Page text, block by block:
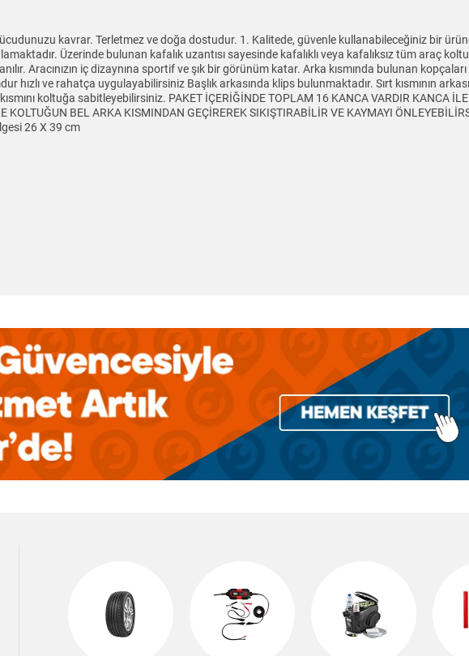
kavrar. Terletmez ve doğa dostudur. 1. Kalitede, güvenle kullanabileceğiniz bir
Üzerinde bulunan kafalık uzantısı sayesinde kafalıklı veya kafalıksız tüm araç
Aracınızın iç dizaynına sportif ve şık bir görünüm katar. Arka kısmında bulunan
hızlı ve rahatça uygulayabilirsiniz Başlık arkasında klips bulunmaktadır. Sırt kısmının
koltuğa sabitleyebilirsiniz. PAKET İÇERİĞİNDE TOPLAM 16 KANCA VARDIR KANCA
KOLTUĞUN BEL ARKA KISMINDAN GEÇİREREK SIKIŞTIRABİLİR VE KAYMAYI
26 X 39 cm